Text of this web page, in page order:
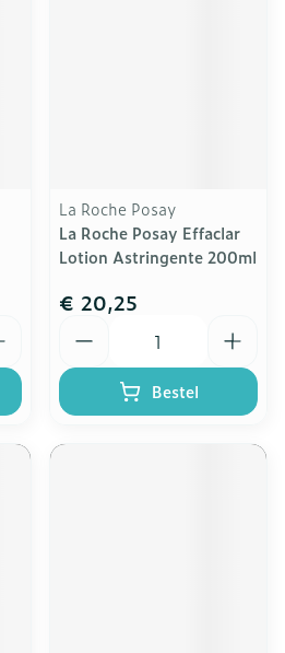
La Roche Posay
La Roche Posay Effaclar
Lotion Astringente 200ml
€ 20,25
Bestel